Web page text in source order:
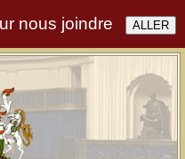
nous joindre